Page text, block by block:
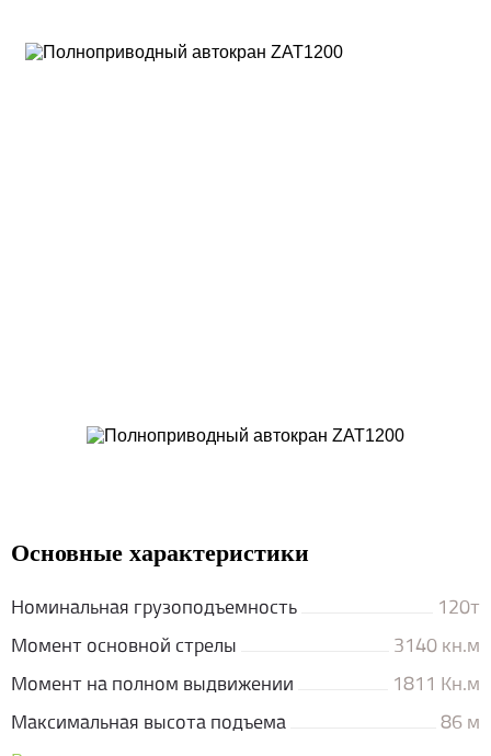
Основные характеристики
Номинальная грузоподъемность
120т
Момент основной стрелы
3140 кн.м
Момент на полном выдвижении
1811 Кн.м
Максимальная высота подъема
86 м